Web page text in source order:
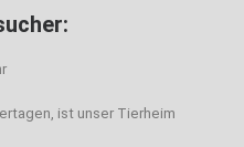
ist unser Tierheim